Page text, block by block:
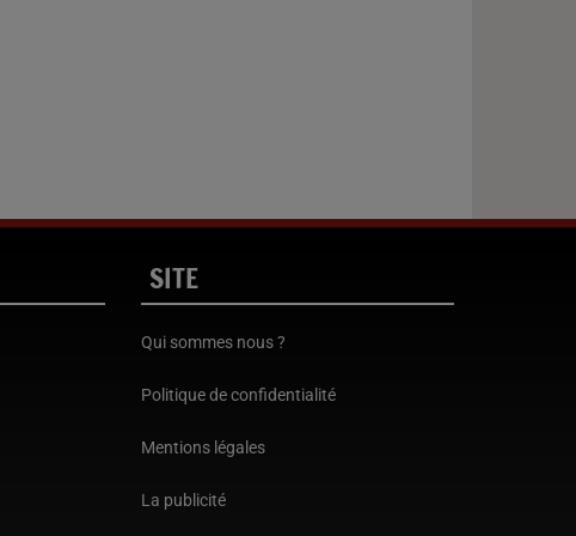
SITE
Qui sommes nous ?
Politique de confidentialité
Mentions légales
La publicité